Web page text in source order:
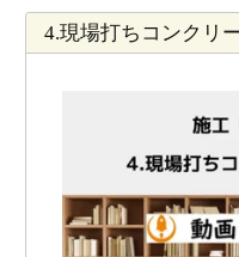
4.現場打ちコンクリ